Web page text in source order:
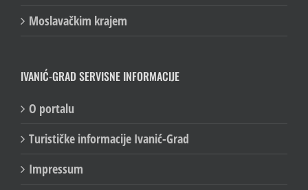
Moslavačkim krajem
IVANIĆ-GRAD SERVISNE INFORMACIJE
O portalu
Turističke informacije Ivanić-Grad
Impressum